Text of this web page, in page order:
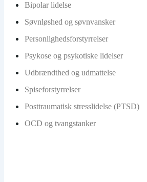
Bipolar lidelse
Søvnløshed og søvnvansker
Personlighedsforstyrrelser
Psykose og psykotiske lidelser
Udbrændthed og udmattelse
Spiseforstyrrelser
Posttraumatisk stresslidelse (PTSD)
OCD og tvangstanker